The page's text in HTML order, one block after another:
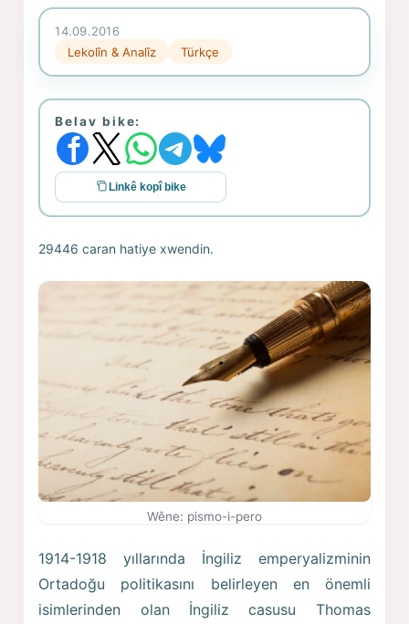
14.09.2016
Lekolîn & Analîz
Türkçe
Belav bike:
Linkê kopî bike
29446 caran hatiye xwendin.
Wêne: pismo-i-pero
1914-1918 yıllarında İngiliz emperyalizminin
Ortadoğu politikasını belirleyen en önemli
isimlerinden olan İngiliz casusu Thomas